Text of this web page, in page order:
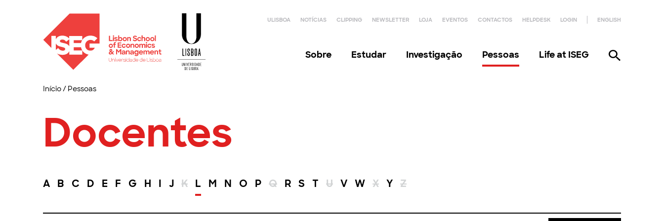
ULISBOA NOTÍCIAS CLIPPING NEWSLETTER LOJA EVENTOS CONTACTOS HELPDESK LOGIN ENGLISH
Sobre Estudar Investigação Pessoas Life at ISEG
Início/ Pessoas
Docentes
A B C D E F G H I J K L M N O P Q R S T U V W X Y Z